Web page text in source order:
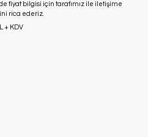
fiyat bilgisi için tarafımız ile iletişime
rica ederiz.
+ KDV